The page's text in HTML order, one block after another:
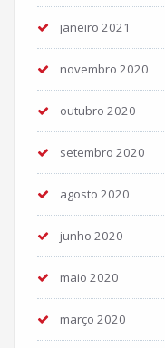
janeiro 2021
novembro 2020
outubro 2020
setembro 2020
agosto 2020
junho 2020
maio 2020
março 2020